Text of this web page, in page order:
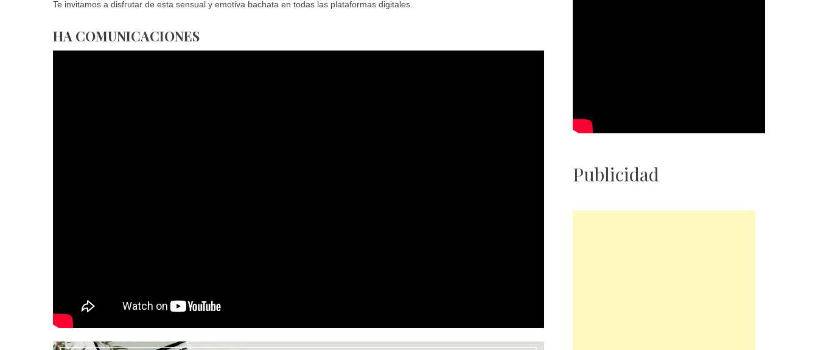
Te invitamos a disfrutar de esta sensual y emotiva bachata en todas las plataformas digitales.
HA COMUNICACIONES
Publicidad